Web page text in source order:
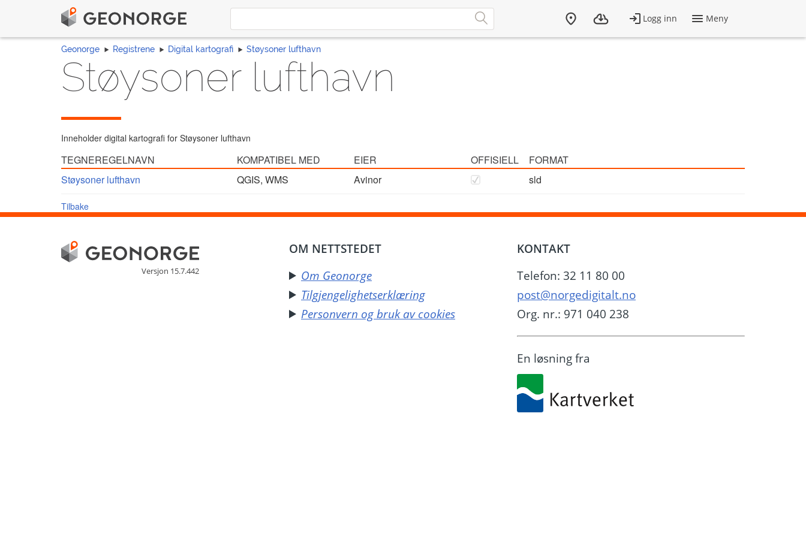
Geonorge Registrene Digital kartografi Støysoner lufthavn
Støysoner lufthavn
Inneholder digital kartografi for Støysoner lufthavn
TEGNEREGELNAVN KOMPATIBEL MED EIER OFFISIELL
FORMAT
Støysoner lufthavn
QGIS, WMS Avinor sld
Tilbake